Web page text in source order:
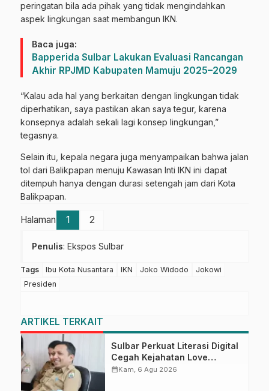
peringatan bila ada pihak yang tidak mengindahkan
aspek lingkungan saat membangun IKN.
Baca juga:
Bapperida Sulbar Lakukan Evaluasi Rancangan
Akhir RPJMD Kabupaten Mamuju 2025–2029
“Kalau ada hal yang berkaitan dengan lingkungan tidak
diperhatikan, saya pastikan akan saya tegur, karena
konsepnya adalah sekali lagi konsep lingkungan,”
tegasnya.
Selain itu, kepala negara juga menyampaikan bahwa jalan
tol dari Balikpapan menuju Kawasan Inti IKN ini dapat
ditempuh hanya dengan durasi setengah jam dari Kota
Balikpapan.
Halaman 1 2
Penulis: Ekspos Sulbar
Tags Ibu Kota Nusantara IKN Joko Widodo
Jokowi
Presiden
ARTIKEL TERKAIT
Sulbar Perkuat Literasi Digital
Cegah Kejahatan Love
Scamming
calendar_monthKam, 6 Agu 2026